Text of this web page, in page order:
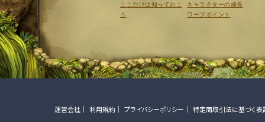
ここだけは知っておこ
う
キャラクターの成長
ワープポイント
運営会社 利用規約 プライバシーポリシー 特定商取引法に基づく表